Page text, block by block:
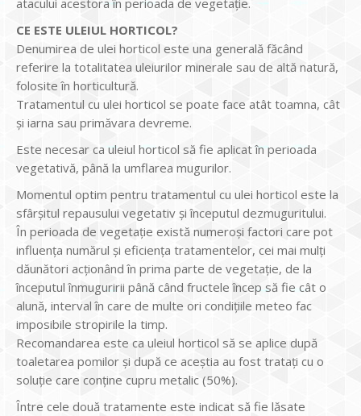
atacului acestora în perioada de vegetație.
CE ESTE ULEIUL HORTICOL?
Denumirea de ulei horticol este una generală făcând
referire la totalitatea uleiurilor minerale sau de altă natură,
folosite în horticultură.
Tratamentul cu ulei horticol se poate face atât toamna, cât
și iarna sau primăvara devreme.
Este necesar ca uleiul horticol să fie aplicat în perioada
vegetativă, până la umflarea mugurilor.
Momentul optim pentru tratamentul cu ulei horticol este la
sfârșitul repausului vegetativ și începutul dezmuguritului.
În perioada de vegetaţie există numeroși factori care pot
influenţa numărul şi eficienţa tratamentelor, cei mai mulți
dăunători acţionând în prima parte de vegetaţie, de la
începutul înmuguririi până când fructele încep să fie cât o
alună, interval în care de multe ori condiţiile meteo fac
imposibile stropirile la timp.
Recomandarea este ca uleiul horticol să se aplice după
toaletarea pomilor și după ce aceștia au fost tratați cu o
soluție care conține cupru metalic (50%).
Între cele două tratamente este indicat să fie lăsate